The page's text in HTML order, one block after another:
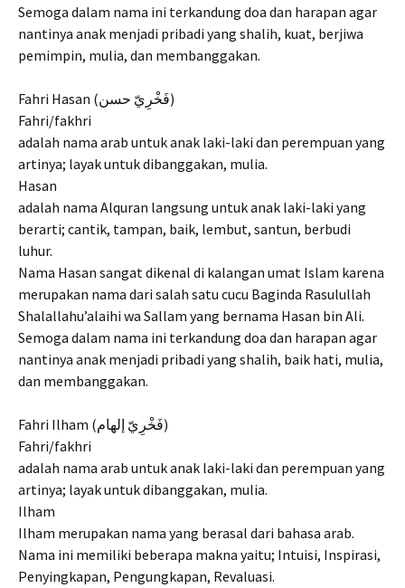
Semoga dalam nama ini terkandung doa dan harapan agar
nantinya anak menjadi pribadi yang shalih, kuat, berjiwa
pemimpin, mulia, dan membanggakan.
Fahri Hasan (فَخْرِيّ حسن)
Fahri/fakhri
adalah nama arab untuk anak laki-laki dan perempuan yang
artinya; layak untuk dibanggakan, mulia.
Hasan
adalah nama Alquran langsung untuk anak laki-laki yang
berarti; cantik, tampan, baik, lembut, santun, berbudi
luhur.
Nama Hasan sangat dikenal di kalangan umat Islam karena
merupakan nama dari salah satu cucu Baginda Rasulullah
Shalallahu’alaihi wa Sallam yang bernama Hasan bin Ali.
Semoga dalam nama ini terkandung doa dan harapan agar
nantinya anak menjadi pribadi yang shalih, baik hati, mulia,
dan membanggakan.
Fahri Ilham (فَخْرِيّ إلهام)
Fahri/fakhri
adalah nama arab untuk anak laki-laki dan perempuan yang
artinya; layak untuk dibanggakan, mulia.
Ilham
Ilham merupakan nama yang berasal dari bahasa arab.
Nama ini memiliki beberapa makna yaitu; Intuisi, Inspirasi,
Penyingkapan, Pengungkapan, Revaluasi.